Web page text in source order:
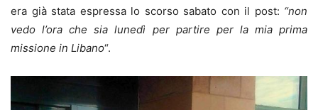
era già stata espressa lo scorso sabato con il post: “non
vedo l’ora che sia lunedì per partire per la mia prima
missione in Libano“.